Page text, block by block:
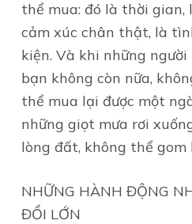
thể mua: đó là thời gian,
cảm xúc chân thật, là
kiện. Và khi những
bạn không còn nữa,
thể mua lại được một
những giọt mưa rơi
lòng đất, không thể gom
NHỮNG HÀNH ĐỘNG
ĐỔI LỚN